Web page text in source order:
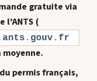
gratuite via
(
moyenne.
permis français,